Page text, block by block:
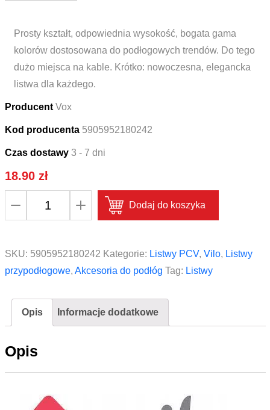
Prosty kształt, odpowiednia wysokość, bogata gama
kolorów dostosowana do podłogowych trendów. Do tego
dużo miejsca na kable. Krótko: nowoczesna, elegancka
listwa dla każdego.
Producent Vox
Kod producenta 5905952180242
Czas dostawy 3 - 7 dni
18.90 zł
VOX
ESQ
Kalifornijski
Dodaj do koszyka
SKU: 5905952180242 Kategorie: Listwy PCV, Vilo, Listwy
przypodłogowe, Akcesoria do podłóg Tag: Listwy
Opis Informacje dodatkowe
Opis